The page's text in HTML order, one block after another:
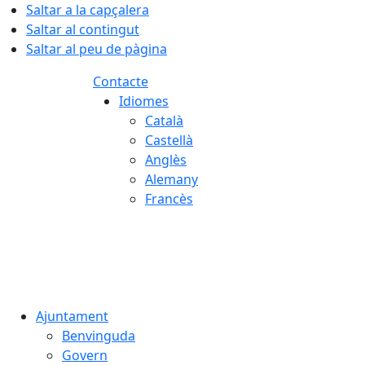
Saltar a la capçalera
Saltar al contingut
Saltar al peu de pàgina
Contacte
Idiomes
Català
Castellà
Anglès
Alemany
Francès
Ajuntament
Benvinguda
Govern